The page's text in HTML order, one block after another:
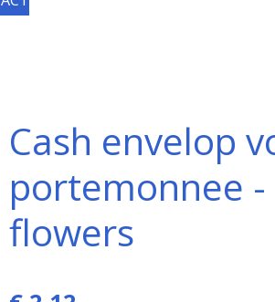
Cash envelop
portemonnee
flowers